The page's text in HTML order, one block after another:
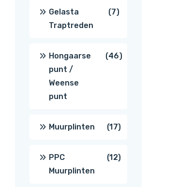
Gelasta
Traptreden
77
Hongaarse
punt /
Weense
punt
4646
Muurplinten 1717
producten
PPC
Muurplinten
1212